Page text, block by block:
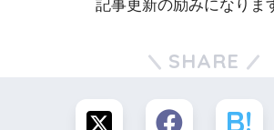
記事更新の励みになりま
SHARE